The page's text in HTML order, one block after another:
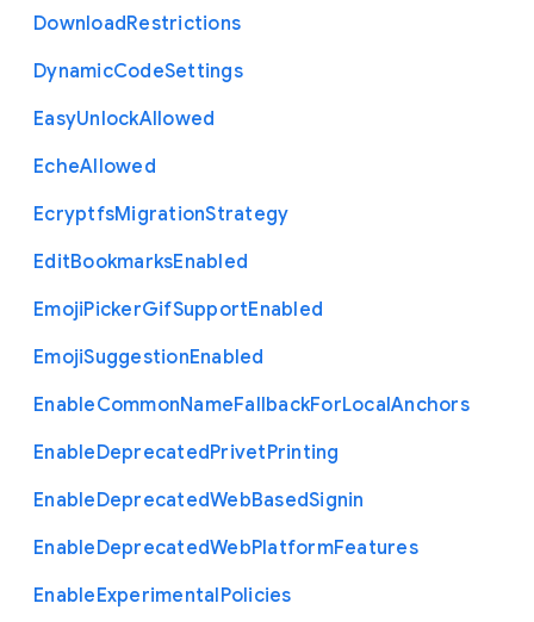
DownloadRestrictions
DynamicCodeSettings
EasyUnlockAllowed
EcheAllowed
EcryptfsMigrationStrategy
EditBookmarksEnabled
EmojiPickerGifSupportEnabled
EmojiSuggestionEnabled
EnableCommonNameFallbackForLocalAnchors
EnableDeprecatedPrivetPrinting
EnableDeprecatedWebBasedSignin
EnableDeprecatedWebPlatformFeatures
EnableExperimentalPolicies